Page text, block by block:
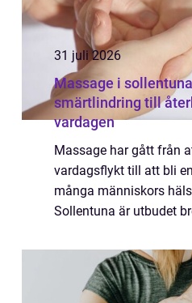
31 juli 2026
Massage i sollentuna från
smärtlindring till
vardagen
Massage har gått från
vardagsflykt till att bli
många människors
Sollentuna är utbudet
behandlingar som inte